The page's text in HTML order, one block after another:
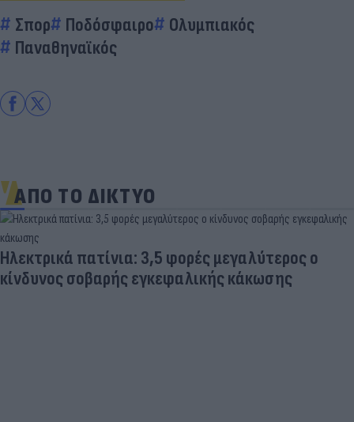
Σπορ Ποδόσφαιρο
Ολυμπιακός
Παναθηναϊκός
ΑΠΟ ΤΟ ΔΙΚΤΥΟ